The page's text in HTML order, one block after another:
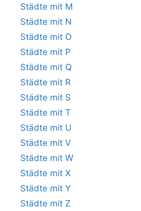
Städte mit M
Städte mit N
Städte mit O
Städte mit P
Städte mit Q
Städte mit R
Städte mit S
Städte mit T
Städte mit U
Städte mit V
Städte mit W
Städte mit X
Städte mit Y
Städte mit Z